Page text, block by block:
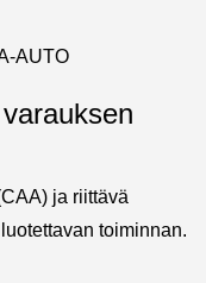
AUTO
ja riittävä
toiminnan.